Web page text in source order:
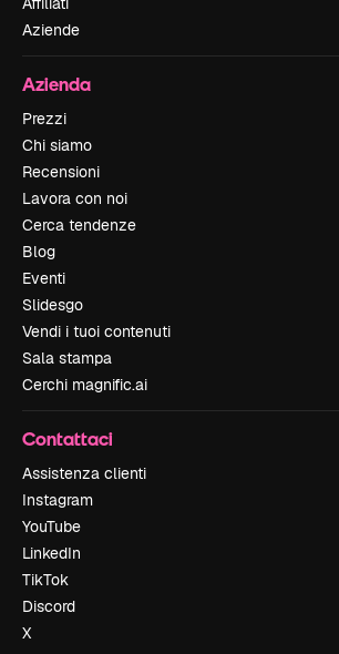
Aziende
Azienda
Prezzi
Chi siamo
Recensioni
Lavora con noi
Cerca tendenze
Blog
Eventi
Slidesgo
Vendi i tuoi contenuti
Sala stampa
Cerchi magnific.ai
Contattaci
Assistenza clienti
Instagram
YouTube
LinkedIn
TikTok
Discord
X